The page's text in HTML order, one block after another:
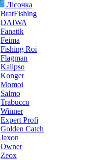
Лісочка
BratFishing
DAIWA
Fanatik
Feima
Fishing Roi
Flagman
Kalipso
Konger
Momoi
Salmo
Trabucco
Winner
Expert Profi
Golden Catch
Jaxon
Owner
Zeox